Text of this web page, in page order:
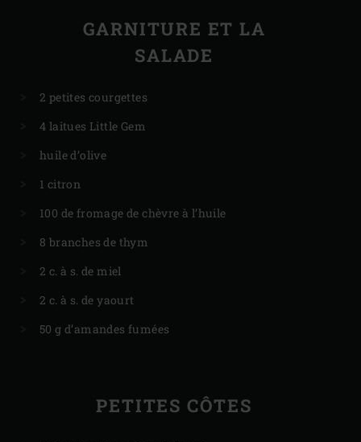
GARNITURE ET LA
SALADE
2 petites courgettes
4 laitues Little Gem
huile d’olive
1 citron
100 de fromage de chèvre à l’huile
8 branches de thym
2 c. à s. de miel
2 c. à s. de yaourt
50 g d’amandes fumées
PETITES CÔTES